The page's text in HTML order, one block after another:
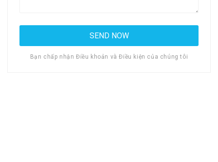
Bạn chấp nhận Điều khoản và Điều kiện của chúng tôi